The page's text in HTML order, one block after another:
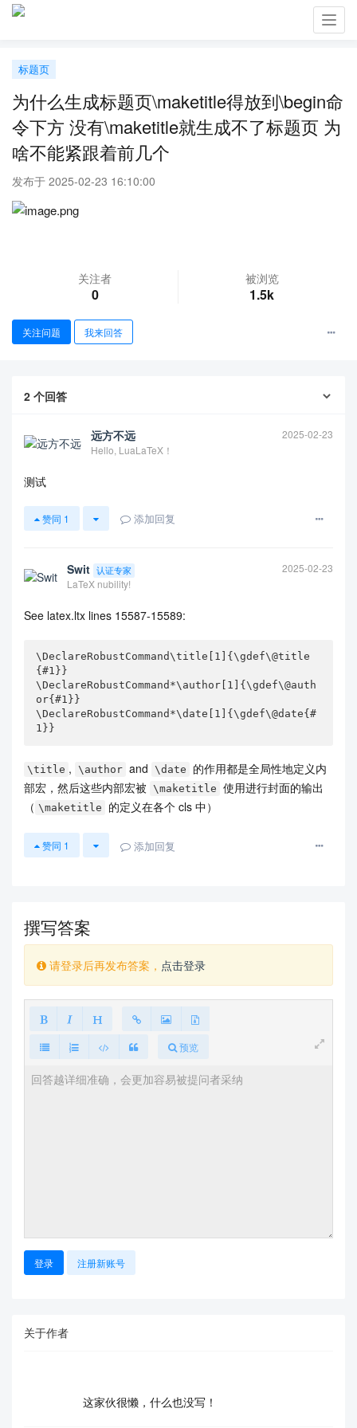
标题页
为什么生成标题页\maketitle得放到\begin命
令下方 没有\maketitle就生成不了标题页 为
啥不能紧跟着前几个
发布于 2025-02-23 16:10:00
关注者
0
被浏览
1.5k
关注问题 我来回答
2 个回答
远方不远
2025-02-23
Hello, LuaLaTeX！
测试
赞同 1 添加回复
Swit 认证专家
2025-02-23
LaTeX nubility!
See latex.ltx lines 15587-15589:
\DeclareRobustCommand\title[1]{\gdef\@title
{#1}}
\DeclareRobustCommand*\author[1]{\gdef\@auth
or{#1}}
\DeclareRobustCommand*\date[1]{\gdef\@date{#
1}}
\title , \author and \date
的作用都是全局性地定义内
部宏，然后这些内部宏被 \maketitle 使用进行封面的输出
（ \maketitle 的定义在各个 cls 中）
赞同 1 添加回复
撰写答案
请登录后再发布答案， 点击登录
预览
登录 注册新账号
关于作者
这家伙很懒，什么也没写！